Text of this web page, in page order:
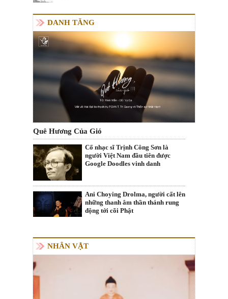
DANH TĂNG
Quê Hương Của Gió
Cố nhạc sĩ Trịnh Công Sơn là
người Việt Nam đầu tiên được
Google Doodles vinh danh
Ani Choying Drolma, người cất lên
những thanh âm thần thánh rung
động tới cõi Phật
NHÂN VẬT